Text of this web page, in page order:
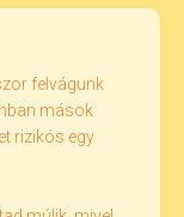
felvágunk
mások
rizikós egy